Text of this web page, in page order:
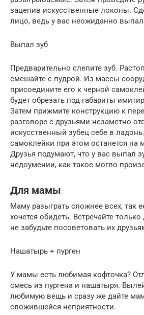
зацепив искусственные локоны.
лицо, ведь у вас неожиданно
Выпал зуб
Предварительно слепите зуб.
смешайте с пудрой. Из массы
присоедините его к черной
будет обрезать под габариты
Затем прижмите конструкцию к
разговоре с друзьями незаметно
искусственный зубец себе в
самоклейки при этом останется на
Друзья подумают, что у вас выпал
недоумении, как такое могло
Для мамы
Маму разыграть сложнее всех, так
хочется обидеть. Встречайте
не забудьте посоветовать их
Нашатырь + пурген
У мамы есть любимая кофточка?
смесь из пургена и нашатыря.
любимую вещь и сразу же дайте
сложившейся неприятности.